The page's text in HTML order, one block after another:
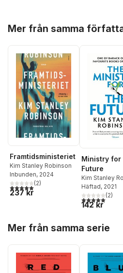
Mer från samma
Framtidsministeriet
Kim Stanley Robinson
Inbunden, 2024
5,0utav 5 stjärnor. Totalt antal röster:
(2)
237 kr
Ministry for
Future
Kim Stanley
Häftad, 2021
5,0utav 5(2)
142 kr
Mer från samma serie